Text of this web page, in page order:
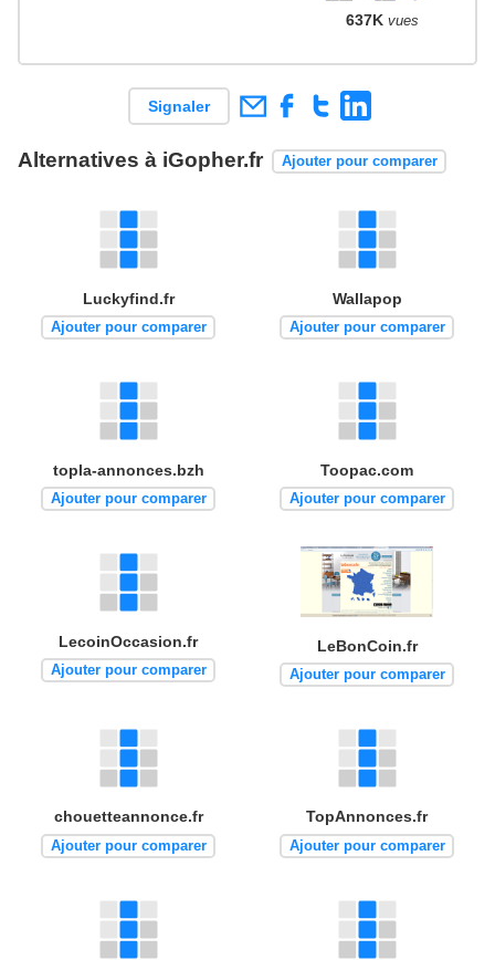
637K vues
Signaler
Alternatives à iGopher.fr Ajouter pour comparer
Luckyfind.fr
Ajouter pour comparer
Wallapop
Ajouter pour comparer
topla-annonces.bzh
Ajouter pour comparer
Toopac.com
Ajouter pour comparer
LecoinOccasion.fr
Ajouter pour comparer
LeBonCoin.fr
Ajouter pour comparer
chouetteannonce.fr
Ajouter pour comparer
TopAnnonces.fr
Ajouter pour comparer